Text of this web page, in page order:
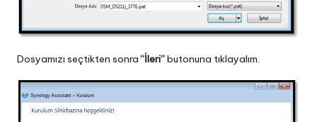
Dosyamızı seçtikten sonra“İleri”butonuna tıklayalım.